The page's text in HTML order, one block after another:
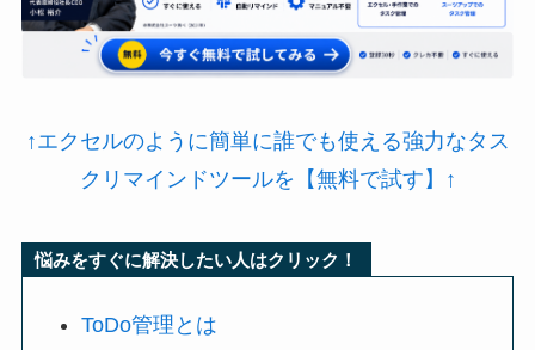
↑エクセルのように簡単に誰でも使える強力なタス
クリマインドツールを【無料で試す】↑
悩みをすぐに解決したい人はクリック！
ToDo管理とは